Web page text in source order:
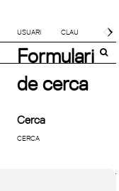
Formulari
de cerca
Cerca